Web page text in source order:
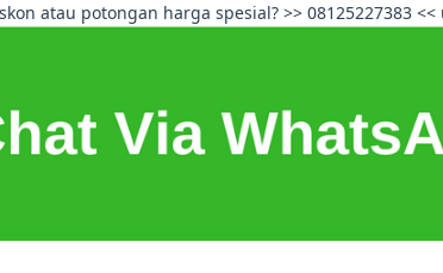
atau potongan harga spesial? >> 08125227383